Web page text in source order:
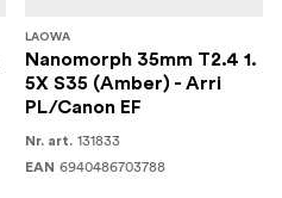
LAOWA
Nanomorph 35mm T2.4 1.
5X S35 (Amber) - Arri
PL/Canon EF
Nr. art. 131833
EAN 6940486703788